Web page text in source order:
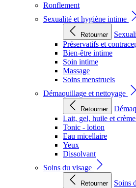
Ronflement
Sexualité et hygiène intime
Retourner
Préservatifs et
Bien-être intime
Soin intime
Massage
Soins menstruels
Démaquillage et nettoyage
Retourner
Lait, gel, huile et
Tonic - lotion
Eau micellaire
Yeux
Dissolvant
Soins du visage
Retourner
Soins